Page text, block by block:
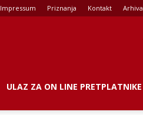
Impressum Priznanja Kontakt Arhiva
ULAZ ZA ON LINE PRETPLATNIKE